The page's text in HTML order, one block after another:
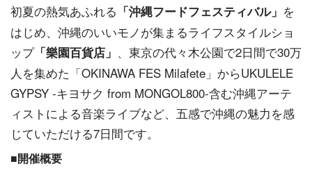
初夏の熱気あふれる 「沖縄フードフェスティバル」 を
はじめ、沖縄のいいモノが集まるライフスタイルショ
ップ「樂園百貨店」 、東京の代々木公園で2日間で30万
人を集めた「OKINAWA FES Milafete」からUKULELE
GYPSY -キヨサク from MONGOL800-含む沖縄アーテ
ィストによる音楽ライブなど、五感で沖縄の魅力を感
じていただける7日間です。
■開催概要